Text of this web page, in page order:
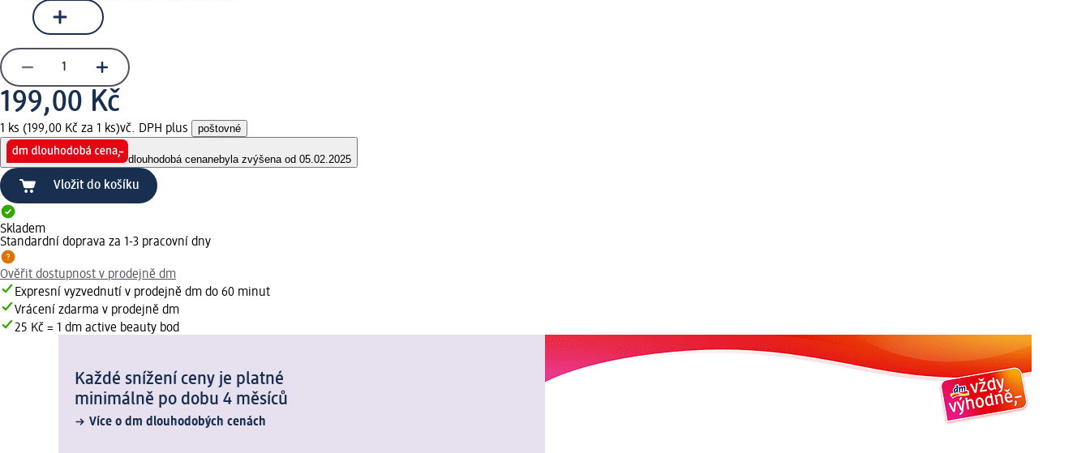
199,00 Kč
1 ks (199,00 Kč za 1 ks)vč. DPH plus poštovné
dlouhodobá cenanebyla zvýšena od 05.02.2025
Vložit do košíku
Skladem
Standardní doprava za 1-3 pracovní dny
Ověřit dostupnost v prodejně dm
Expresní vyzvednutí v prodejně dm do 60 minut
Vrácení zdarma v prodejně dm
25 Kč = 1 dm active beauty bod
Každé snížení ceny je platné
minimálně po dobu 4 měsíců
Více o dm dlouhodobých cenách